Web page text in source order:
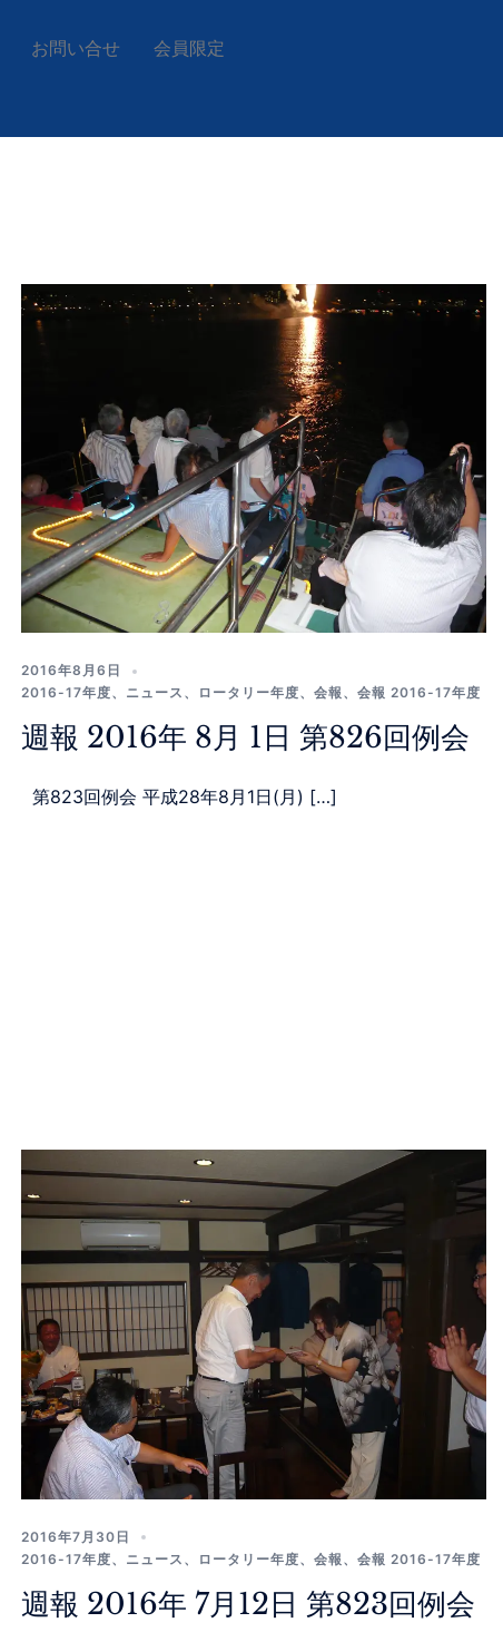
お問い合せ 会員限定
2016年8月6日
2016-17年度、 ニュース 、 ロータリー年度、 会報 、 会報 2016-17年度
週報 2016年 8月 1日 第826回例会
第823回例会 平成28年8月1日(月) […]
2016年7月30日
2016-17年度、 ニュース 、 ロータリー年度、 会報 、 会報 2016-17年度
週報 2016年 7月12日 第823回例会